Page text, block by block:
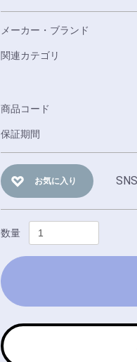
メーカー・ブランド
関連カテゴリ
商品コード
保証期間
お気に入り
数量